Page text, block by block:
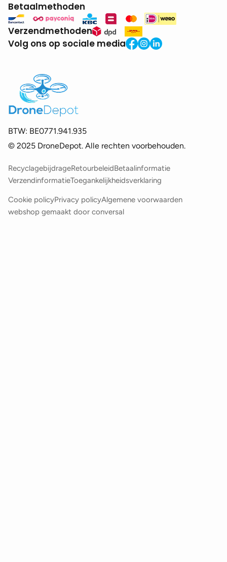
Betaalmethoden
Verzendmethoden
Volg ons op sociale media
BTW: BE0771.941.935
© 2025 DroneDepot. Alle rechten voorbehouden.
RecyclagebijdrageRetourbeleidBetaalinformatie
VerzendinformatieToegankelijkheidsverklaring
Cookie policyPrivacy policyAlgemene voorwaarden
webshop gemaakt door conversal